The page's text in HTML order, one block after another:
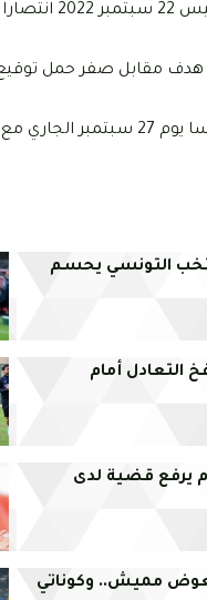
حقق المنتخب
ويتبارى المنتخب الوطني
التونسي يحسم
التعادل أمام
يرفع قضية لدى
مميش.. وكوناتي